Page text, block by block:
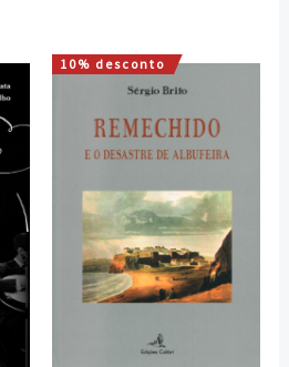
10% desconto
O
preço
original
era:
15,50 €.
O
preço
atual
é:
13,95 €.